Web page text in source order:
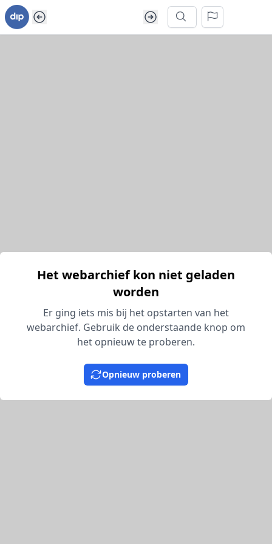
Ga naar inhoud van webarchief
Zoek in dit webarchief
Het webarchief kon niet geladen
worden
Er ging iets mis bij het opstarten van het
webarchief. Gebruik de onderstaande knop om
het opnieuw te proberen.
Opnieuw proberen